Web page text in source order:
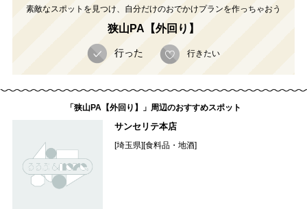
素敵なスポットを見つけ、自分だけのおでかけプランを作っちゃおう
狭山PA【外回り】
行った 行きたい
「狭山PA【外回り】」周辺のおすすめスポット
サンセリテ本店
[埼玉県][食料品・地酒]